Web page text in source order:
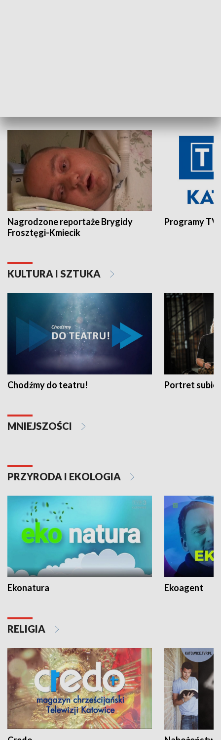
Nagrodzone reportaże Brygidy
Frosztęgi-Kmiecik
Programy
KULTURA I SZTUKA
Chodźmy do teatru! Portret
MNIEJSZOŚCI
PRZYRODA I EKOLOGIA
Ekonatura Ekoagent
RELIGIA